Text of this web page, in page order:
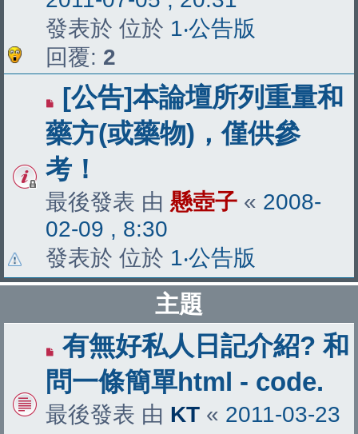
發表於 位於 1‧公告版
回覆: 2
[公告]本論壇所列重量和
藥方(或藥物)，僅供參
考！
最後發表 由 懸壺子 « 2008-
02-09 , 8:30
發表於 位於 1‧公告版
主題
有無好私人日記介紹? 和
問一條簡單html - code.
最後發表 由 KT « 2011-03-23